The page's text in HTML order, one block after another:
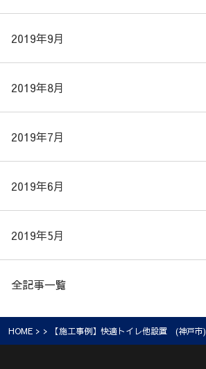
2019年9月
2019年8月
2019年7月
2019年6月
2019年5月
全記事一覧
HOME > > 【施工事例】快適トイレ他設置 (神戸市)